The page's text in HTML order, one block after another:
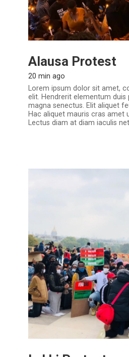
Alausa Protest
20 min ago
Lorem ipsum dolor sit amet,
elit. Hendrerit elementum duis
magna senectus. Elit aliquet
Hac aliquet mauris cras amet
Lectus diam at diam iaculis